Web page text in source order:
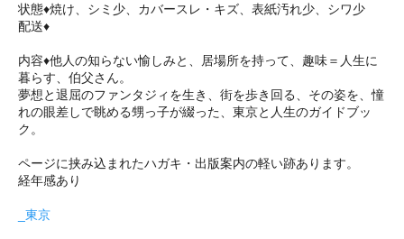
状態♦焼け、シミ少、カバースレ・キズ、表紙汚れ少、シワ少
配送♦
内容♦他人の知らない愉しみと、居場所を持って、趣味＝人生に
暮らす、伯父さん。
夢想と退屈のファンタジィを生き、街を歩き回る、その姿を、憧
れの眼差しで眺める甥っ子が綴った、東京と人生のガイドブッ
ク。
ページに挟み込まれたハガキ・出版案内の軽い跡あります。
経年感あり
_東京